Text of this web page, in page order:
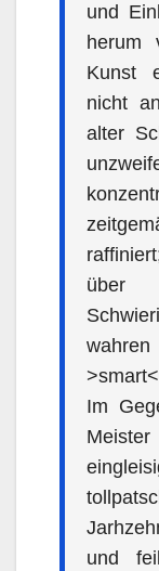
und
herum
Kunst
nicht
alter
Im
und